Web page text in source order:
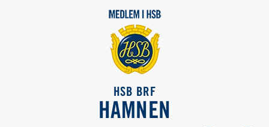
HSB BRF
HAMNEN